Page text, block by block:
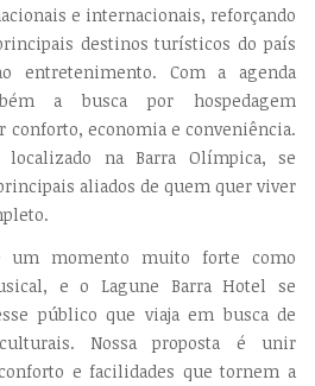
e internacionais, reforçando
destinos turísticos do país
entretenimento. Com a agenda
a busca por hospedagem
conforto, economia e conveniência.
na Barra Olímpica, se
aliados de quem quer viver
um momento muito forte como
e o Lagune Barra Hotel se
público que viaja em busca de
Nossa proposta é unir
e facilidades que tornem a